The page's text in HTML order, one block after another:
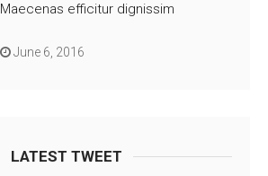
Maecenas efficitur dignissim
June 6, 2016
LATEST TWEET